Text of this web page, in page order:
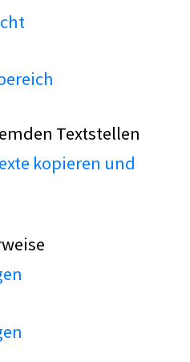
Textstellen
kopieren und